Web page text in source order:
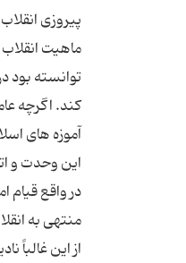
پیروزی
ماهیت
توانسته بود
کند. اگرچه
آموزه های
در واقع
منتهی به
از این غالباً